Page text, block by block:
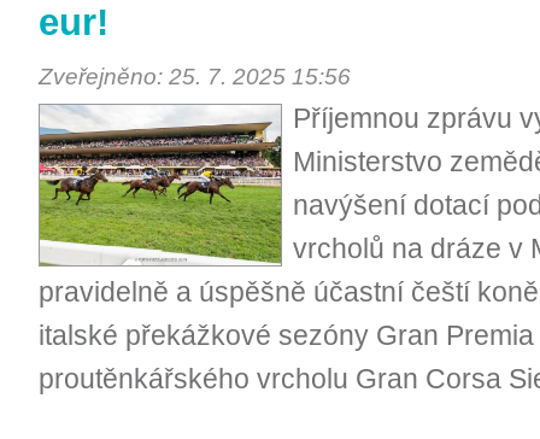
eur!
Zveřejněno: 25. 7. 2025 15:56
Příjemnou zprávu
Ministerstvo
navýšení dotací
vrcholů na dráze v
pravidelně a úspěšně účastní čeští
italské překážkové sezóny Gran
proutěnkářského vrcholu Gran Corsa